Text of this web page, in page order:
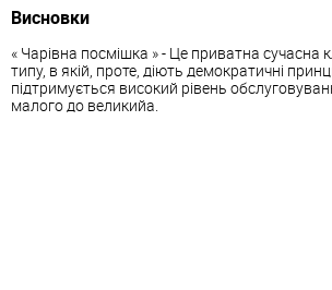
Висновки
« Чарівна посмішка » - Це приватна сучасна
типу, в якій, проте, діють демократичні
підтримується високий рівень
малого до великийа.